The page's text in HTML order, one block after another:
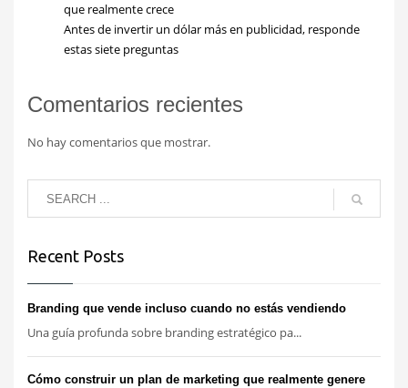
que realmente crece
Antes de invertir un dólar más en publicidad, responde
estas siete preguntas
Comentarios recientes
No hay comentarios que mostrar.
Recent Posts
Branding que vende incluso cuando no estás vendiendo
Una guía profunda sobre branding estratégico pa...
Cómo construir un plan de marketing que realmente genere